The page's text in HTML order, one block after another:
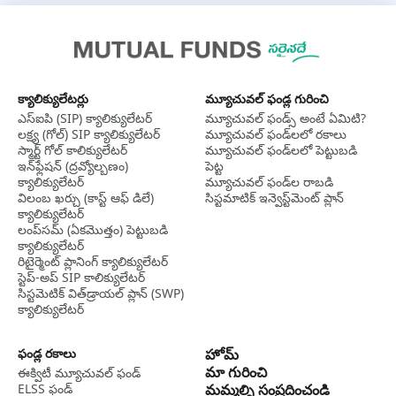
క్యాలిక్యులేటర్లు
ఎస్‌ఐపి (SIP) క్యాలిక్యులేటర్
లక్ష్య (గోల్) SIP క్యాలిక్యులేటర్
స్మార్ట్ గోల్ కాలిక్యులేటర్
ఇన్‌ఫ్లేషన్ (ద్రవ్యోల్బణం)
క్యాలిక్యులేటర్
విలంబ ఖర్చు (కాస్ట్ ఆఫ్ డిలే)
క్యాలిక్యులేటర్
లంప్‌సమ్ (ఏకమొత్తం) పెట్టుబడి
క్యాలిక్యులేటర్
రిటైర్మెంట్ ప్లానింగ్ క్యాలిక్యులేటర్
స్టెప్-అప్ SIP కాలిక్యులేటర్
సిస్టమెటిక్ విత్‌డ్రాయల్ ప్లాన్ (SWP)
క్యాలిక్యులేటర్
మ్యూచువల్ ఫండ్ల గురించి
మ్యూచువల్ ఫండ్స్ అంటే ఏమిటి?
మ్యూచువల్ ఫండ్‌లలో రకాలు
మ్యూచువల్ ఫండ్‌లలో పెట్టుబడి
పెట్ట
మ్యూచువల్ ఫండ్‌ల రాబడి
సిస్టమాటిక్ ఇన్వెస్ట్‌‌మెంట్ ప్లాన్
ఫండ్ల రకాలు
ఈక్విటీ మ్యూచువల్ ఫండ్
ELSS ఫండ్
హోమ్
మా గురించి
మమ్మల్ని సంప్రదించండి